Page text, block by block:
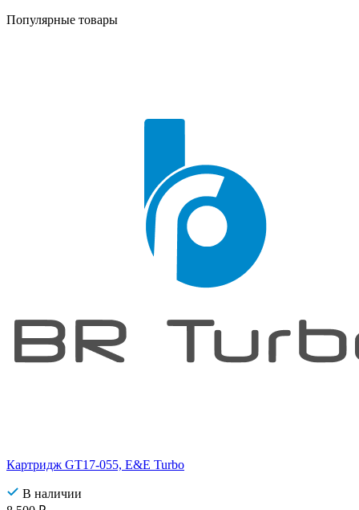
Популярные товары
Картридж GT17-055, E&E Turbo
В наличии